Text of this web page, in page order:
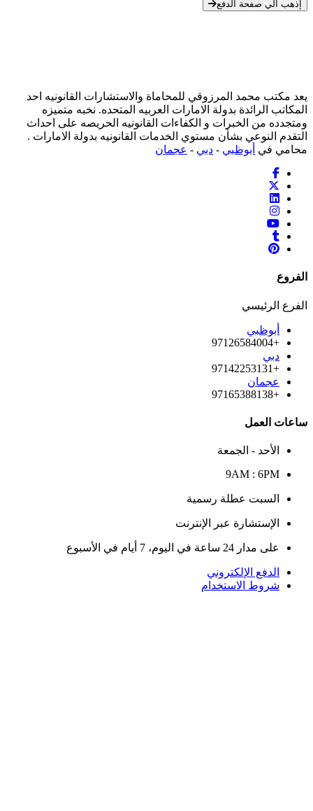
إذهب الي صفحة الدفع
يعد مكتب محمد المرزوقي للمحاماة والاستشارات القانونيه احد
المكاتب الرائدة بدولة الامارات العربيه المتحده. نخبه متميزه
ومتجدده من الخبرات و الكفاءات القانونيه الحريصه على احداث
التقدم النوعي بشأن مستوي الخدمات القانونيه بدولة الامارات .
محامي في أبوظبي - دبي - عجمان
الفروع
الفرع الرئيسي
أبوظبي
+97126584004
دبي
+97142253131
عجمان
+97165388138
ساعات العمل
الأحد - الجمعة
9AM : 6PM
السبت عطلة رسمية
الإستشارة عبر الإنترنت
على مدار 24 ساعة في اليوم، 7 أيام في الأسبوع
الدفع الإلكتروني
شروط الاستخدام